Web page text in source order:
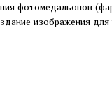
фотомедальонов
изображения для